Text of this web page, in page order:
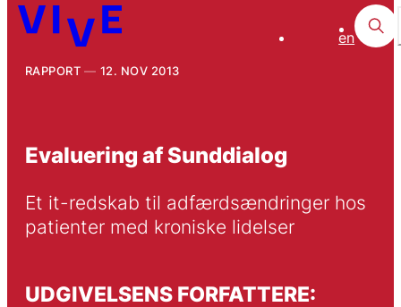
en
RAPPORT 12. NOV 2013
Evaluering af Sunddialog
Et it-redskab til adfærdsændringer hos
patienter med kroniske lidelser
UDGIVELSENS FORFATTERE: